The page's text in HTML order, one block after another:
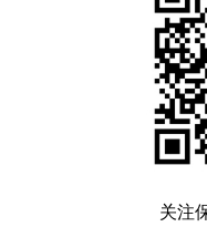
关注